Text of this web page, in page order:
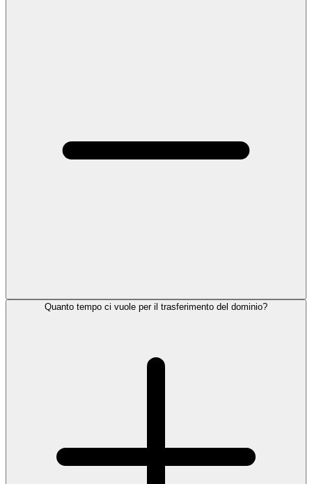
Quanto tempo ci vuole per il trasferimento del dominio?